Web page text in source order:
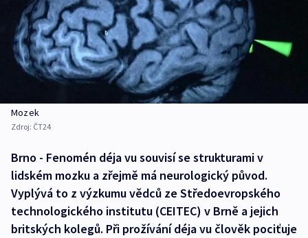
Mozek
Zdroj: ČT24
Brno - Fenomén déja vu souvisí se strukturami v
lidském mozku a zřejmě má neurologický původ.
Vyplývá to z výzkumu vědců ze Středoevropského
technologického institutu (CEITEC) v Brně a jejich
britských kolegů. Při prožívání déja vu člověk pociťuje